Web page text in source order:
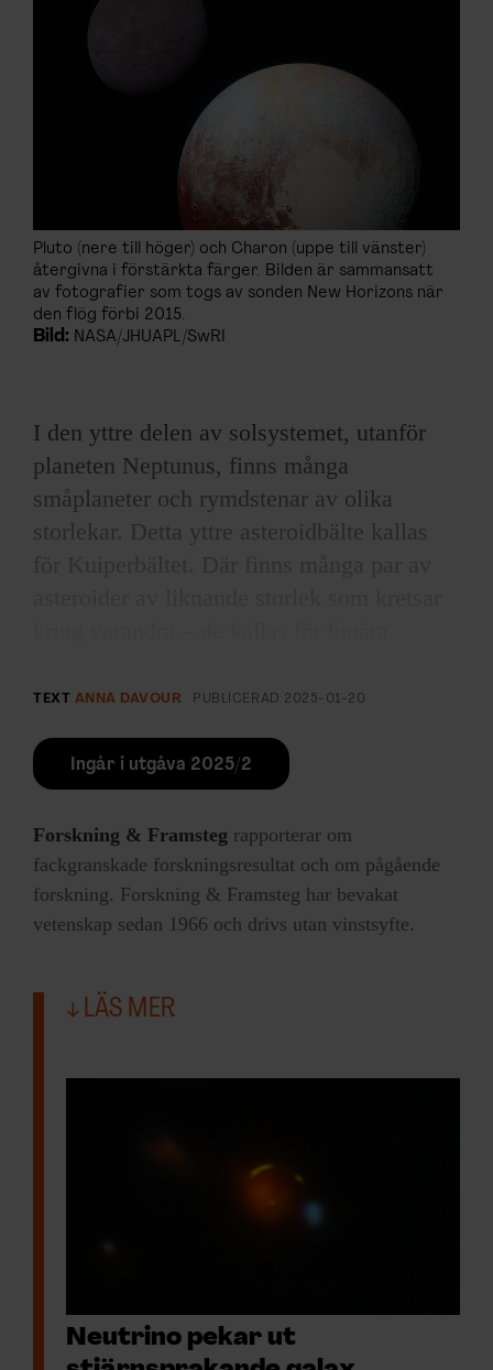
EVENEMANG & RESOR
SHOP
KONTAKTA F&F
PRENUMERERA PÅ F&F
ANNONSERA I F&F
Pluto (nere till höger) och Charon (uppe till vänster)
återgivna i förstärkta färger. Bilden är sammansatt
av fotografier som togs av sonden New Horizons när
den flög förbi 2015.
Bild: NASA/JHUAPL/SwRI
I den yttre delen av solsystemet, utanför
planeten Neptunus, finns många
småplaneter och rymdstenar av olika
storlekar. Detta yttre asteroidbälte kallas
med sin måne Charon. För att förstå hur ett
ett nytt sättav en forskargrupp i USA och
Schweiz.
Pluto och Charon – ett
omaka par
som delar sin tid mellan universiteten i
ju få en teoretisk astrofysiker att fundera:
Hur bildar man ett sådant par?
vår måne, som är ganska lika i sin
TEXT ANNA DAVOUR PUBLICERAD 2025-01-20
Ingår i utgåva 2025/2
Forskning & Framsteg rapporterar om
fackgranskade forskningsresultat och om pågående
forskning. Forskning & Framsteg har bevakat
vetenskap sedan 1966 och drivs utan vinstsyfte.
LÄS MER
Neutrino pekar ut